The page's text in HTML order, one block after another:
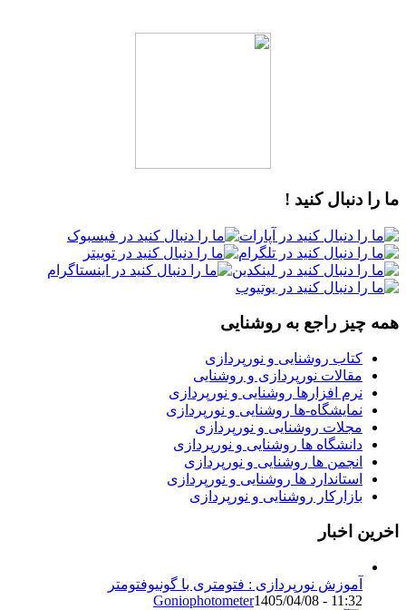
ما را دنبال کنید !
همه چیز راجع به روشنایی
کتاب روشنایی و نورپردازی
مقالات نورپردازی و روشنایی
نرم افزارها روشنایی و نورپردازی
نمایشگاه-ها روشنایی و نورپردازی
مجلات روشنایی و نورپردازی
دانشگاه ها روشنایی و نورپردازی
انجمن ها روشنایی و نورپردازی
استاندارد ها روشنایی و نورپردازی
بازارکار روشنایی و نورپردازی
اخرین اخبار
آموزش نورپردازی : فتومتری با گونیوفتومتر
Goniophotometer1405/04/08 - 11:32